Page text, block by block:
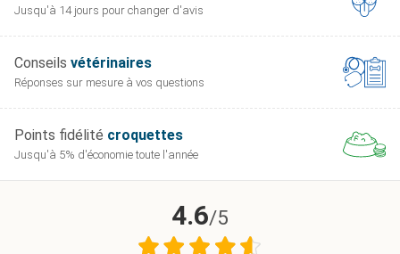
Jusqu'à 14 jours pour changer d'avis
Conseils vétérinaires
Réponses sur mesure à vos questions
Points fidélité croquettes
Jusqu'à 5% d'économie toute l'année
4.6/5